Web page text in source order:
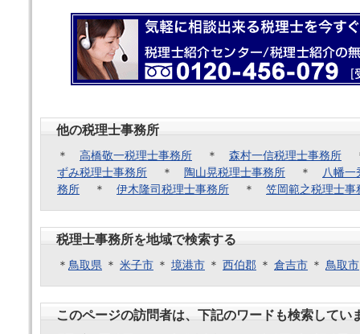
他の税理士事務所
＊ 高橋敬一税理士事務所 ＊ 森村一信税理士事務所
ずみ税理士事務所 ＊ 陶山晃税理士事務所 ＊
八幡一
務所 ＊ 伊木隆司税理士事務所 ＊ 笠岡範之税理士事
税理士事務所を地域で検索する
＊ 鳥取県 ＊ 米子市 ＊ 境港市 ＊ 西伯郡 ＊ 倉吉市 ＊ 鳥取市
このページの訪問者は、下記のワードも検索してい